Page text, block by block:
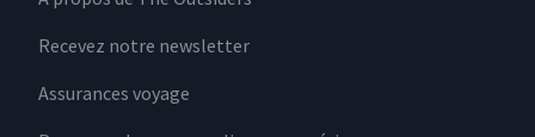
Recevez notre newsletter
Assurances voyage